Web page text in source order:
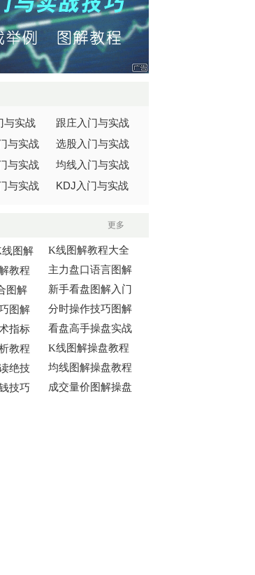
与实战
与实战
与实战
与实战
跟庄入门与实战
选股入门与实战
均线入门与实战
KDJ 入门与实战
更多
线图解
教程
图解
图解
指标
教程
绝技
技巧
K线图解教程大全
主力盘口语言图解
新手看盘图解入门
分时操作技巧图解
看盘高手操盘实战
K线图解操盘教程
均线图解操盘教程
成交量价图解操盘